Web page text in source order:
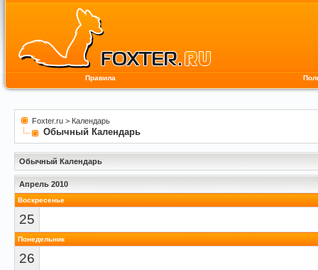
Правила
Foxter.ru > Календарь
Обычный Календарь
Обычный Календарь
Апрель 2010
Воскресенье
25
Понедельник
26